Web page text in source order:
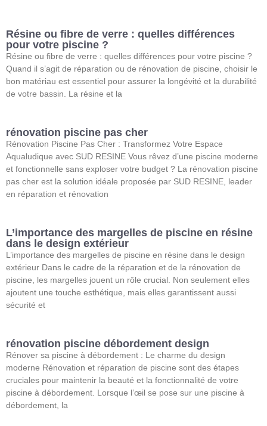
Résine ou fibre de verre : quelles différences
pour votre piscine ?
Résine ou fibre de verre : quelles différences pour votre piscine ?
Quand il s’agit de réparation ou de rénovation de piscine, choisir le
bon matériau est essentiel pour assurer la longévité et la durabilité
de votre bassin. La résine et la
rénovation piscine pas cher
Rénovation Piscine Pas Cher : Transformez Votre Espace
Aqualudique avec SUD RESINE Vous rêvez d’une piscine moderne
et fonctionnelle sans exploser votre budget ? La rénovation piscine
pas cher est la solution idéale proposée par SUD RESINE, leader
en réparation et rénovation
L’importance des margelles de piscine en résine
dans le design extérieur
L’importance des margelles de piscine en résine dans le design
extérieur Dans le cadre de la réparation et de la rénovation de
piscine, les margelles jouent un rôle crucial. Non seulement elles
ajoutent une touche esthétique, mais elles garantissent aussi
sécurité et
rénovation piscine débordement design
Rénover sa piscine à débordement : Le charme du design
moderne Rénovation et réparation de piscine sont des étapes
cruciales pour maintenir la beauté et la fonctionnalité de votre
piscine à débordement. Lorsque l’œil se pose sur une piscine à
débordement, la